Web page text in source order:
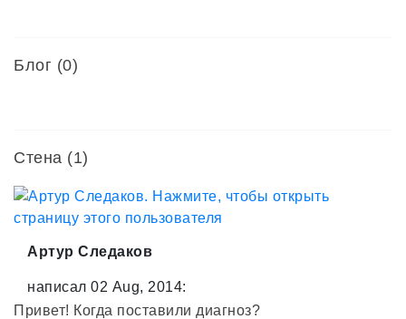
Блог (0)
Стена (1)
Артур Следаков
написал 02 Aug, 2014:
Привет! Когда поставили диагноз?